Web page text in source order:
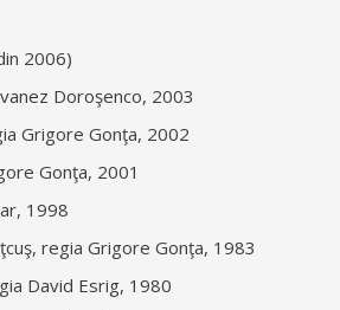
2006)
Doroşenco, 2003
Grigore Gonţa, 2002
Gonţa, 2001
1998
regia Grigore Gonţa, 1983
David Esrig, 1980